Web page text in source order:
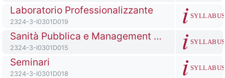
Titolo del corso
Laboratorio Professionalizzante
Codice identificativo del corso
2324-3-I0301D019
SYLLABUS
Titolo del corso Sanità Pubblica e Management Sanitario
Codice identificativo del corso
2324-3-I0301D015
SYLLABUS
Titolo del corso
Seminari
Codice identificativo del corso
2324-3-I0301D018
SYLLABUS